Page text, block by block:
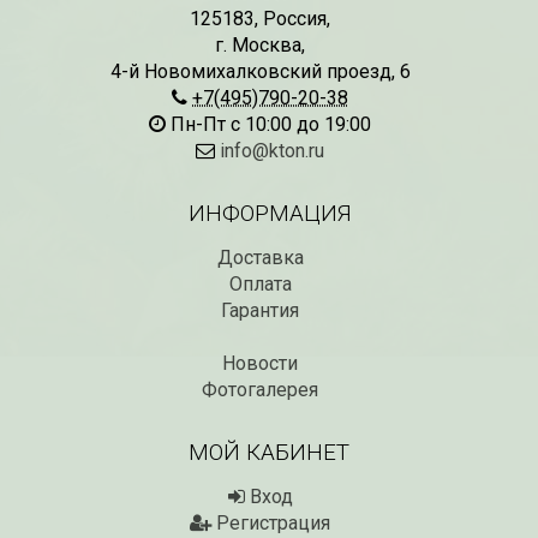
СКИДКИ 15 % НА ДУГИ, ЗАБОРЫ,
11.03.2024
Скидки 15% !!! При заказе
товаров на сумму от 1000 руб. с
ЧИТАТЬ ДАЛЕЕ →
БЕСПЛАТНАЯ
В первый день весны
125183, Россия,
г. Москва,
4-й Новомихалковский проезд, 6
+7(495)790-20-38
Пн-Пт с 10:00 до 19:00
info@kton.ru
ИНФОРМАЦИЯ
Доставка
Оплата
Гарантия
Новости
Фотогалерея
МОЙ КАБИНЕТ
Вход
Регистрация